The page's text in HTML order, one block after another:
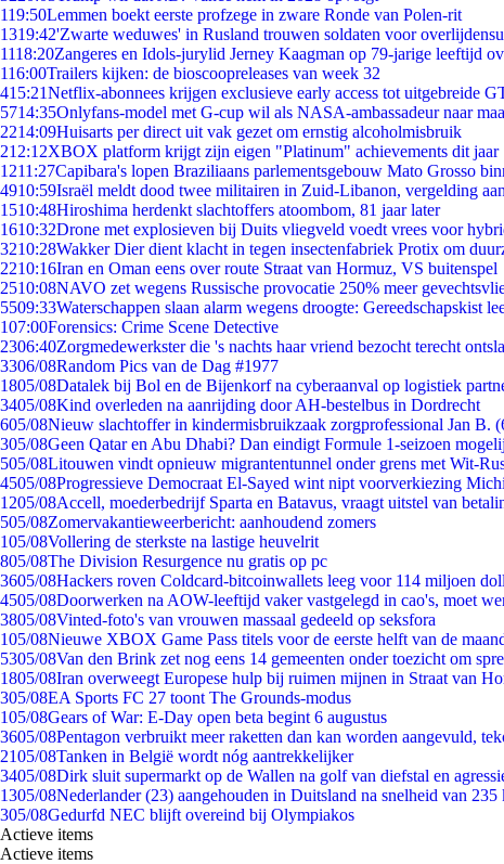
119:50Lemmen boekt eerste profzege in zware Ronde van Polen-rit
1319:42'Zwarte weduwes' in Rusland trouwen soldaten voor
1118:20Zangeres en Idols-jurylid Jerney Kaagman op 79-jarige leeftijd
116:00Trailers kijken: de bioscoopreleases van week 32
415:21Netflix-abonnees krijgen exclusieve early access tot uitgebreide
5714:35Onlyfans-model met G-cup wil als NASA-ambassadeur naar
2214:09Huisarts per direct uit vak gezet om ernstig alcoholmisbruik
212:12XBOX platform krijgt zijn eigen "Platinum" achievements dit jaar
1211:27Capibara's lopen Braziliaans parlementsgebouw Mato Grosso
4910:59Israël meldt dood twee militairen in Zuid-Libanon, vergelding
1510:48Hiroshima herdenkt slachtoffers atoombom, 81 jaar later
1610:32Drone met explosieven bij Duits vliegveld voedt vrees voor
3210:28Wakker Dier dient klacht in tegen insectenfabriek Protix om
2210:16Iran en Oman eens over route Straat van Hormuz, VS buitenspel
2510:08NAVO zet wegens Russische provocatie 250% meer
5509:33Waterschappen slaan alarm wegens droogte: Gereedschapskist
107:00Forensics: Crime Scene Detective
2306:40Zorgmedewerkster die 's nachts haar vriend bezocht terecht
3306/08Random Pics van de Dag #1977
1805/08Datalek bij Bol en de Bijenkorf na cyberaanval op logistiek
3405/08Kind overleden na aanrijding door AH-bestelbus in Dordrecht
605/08Nieuw slachtoffer in kindermisbruikzaak zorgprofessional Jan B.
305/08Geen Qatar en Abu Dhabi? Dan eindigt Formule 1-seizoen
505/08Litouwen vindt opnieuw migrantentunnel onder grens met Wit-
4505/08Progressieve Democraat El-Sayed wint nipt voorverkiezing
1205/08Accell, moederbedrijf Sparta en Batavus, vraagt uitstel van
505/08Zomervakantieweerbericht: aanhoudend zomers
105/08Vollering de sterkste na lastige heuvelrit
805/08The Division Resurgence nu gratis op pc
3605/08Hackers roven Coldcard-bitcoinwallets leeg voor 114 miljoen
4505/08Doorwerken na AOW-leeftijd vaker vastgelegd in cao's, moet
3805/08Vinted-foto's van vrouwen massaal gedeeld op seksfora
105/08Nieuwe XBOX Game Pass titels voor de eerste helft van de
5305/08Van den Brink zet nog eens 14 gemeenten onder toezicht om
1805/08Iran overweegt Europese hulp bij ruimen mijnen in Straat van
305/08EA Sports FC 27 toont The Grounds-modus
105/08Gears of War: E-Day open beta begint 6 augustus
3605/08Pentagon verbruikt meer raketten dan kan worden aangevuld,
2105/08Tanken in België wordt nóg aantrekkelijker
3405/08Dirk sluit supermarkt op de Wallen na golf van diefstal en
1305/08Nederlander (23) aangehouden in Duitsland na snelheid van 235
305/08Gedurfd NEC blijft overeind bij Olympiakos
Actieve items
Actieve items